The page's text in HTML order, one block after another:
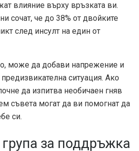
влияние върху връзката ви.
сочат, че до 38% от двойките
след инсулт на един от
може да добави напрежение и
ситуация. Ако
да изпитва необичаен гняв
съвета могат да ви помогнат да
си.
за поддръжка